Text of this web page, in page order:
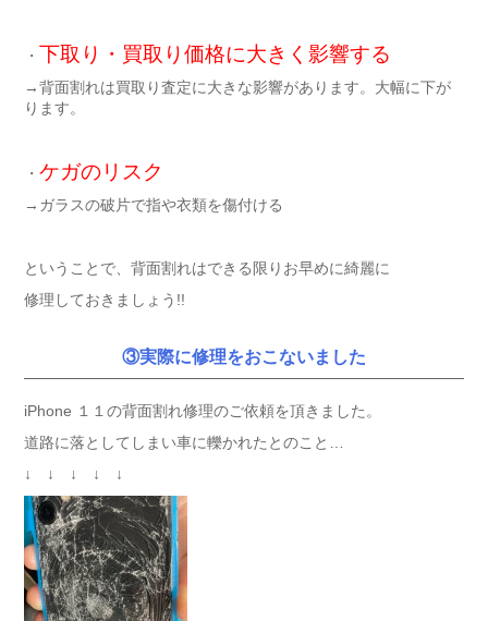
・ 下取り・買取り価格に大きく影響する
→背面割れは買取り査定に大きな影響があります。大幅に下が
ります。
・ ケガのリスク
→ガラスの破片で指や衣類を傷付ける
ということで、背面割れはできる限りお早めに綺麗に
修理しておきましょう!!
③実際に修理をおこないました
iPhone １１の背面割れ修理のご依頼を頂きました。
道路に落としてしまい車に轢かれたとのこと…
↓ ↓ ↓ ↓ ↓